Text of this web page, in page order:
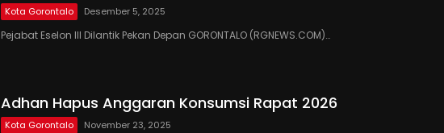
Kota Gorontalo Desember 5, 2025
Pejabat Eselon III Dilantik Pekan Depan GORONTALO (RGNEWS.COM)…
Adhan Hapus Anggaran Konsumsi Rapat 2026
Kota Gorontalo November 23, 2025